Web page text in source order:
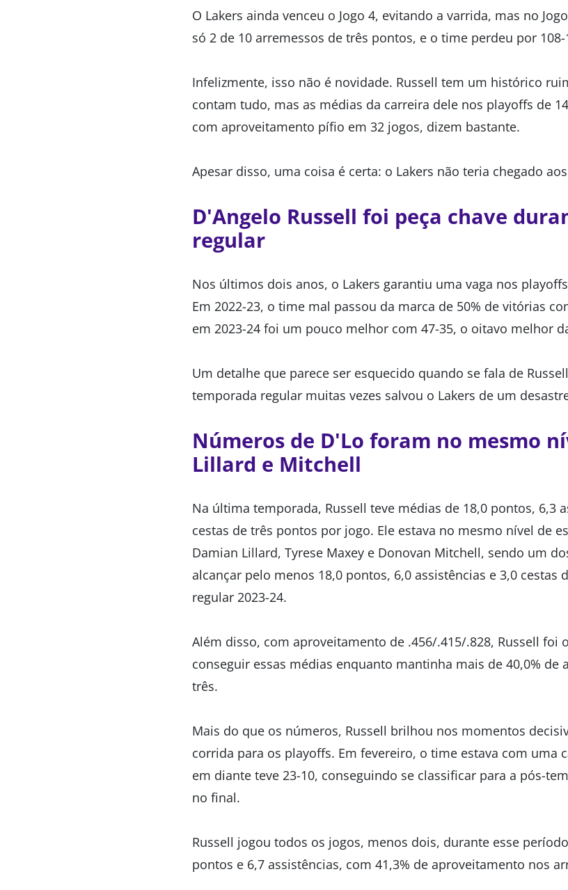
O Lakers ainda venceu o Jogo 4, evitando a varrida, mas no
só 2 de 10 arremessos de três pontos, e o time perdeu por 108-
Infelizmente, isso não é novidade. Russell tem um histórico
contam tudo, mas as médias da carreira dele nos playoffs de
com aproveitamento pífio em 32 jogos, dizem bastante.
Apesar disso, uma coisa é certa: o Lakers não teria chegado
D'Angelo Russell foi peça chave
regular
Nos últimos dois anos, o Lakers garantiu uma vaga nos
Em 2022-23, o time mal passou da marca de 50% de vitórias
em 2023-24 foi um pouco melhor com 47-35, o oitavo melhor
Um detalhe que parece ser esquecido quando se fala de
temporada regular muitas vezes salvou o Lakers de um
Números de D'Lo foram no mesmo
Lillard e Mitchell
Na última temporada, Russell teve médias de 18,0 pontos, 6,3
cestas de três pontos por jogo. Ele estava no mesmo nível de
Damian Lillard, Tyrese Maxey e Donovan Mitchell, sendo um
alcançar pelo menos 18,0 pontos, 6,0 assistências e 3,0 cestas
regular 2023-24.
Além disso, com aproveitamento de .456/.415/.828, Russell foi
conseguir essas médias enquanto mantinha mais de 40,0% de
três.
Mais do que os números, Russell brilhou nos momentos
corrida para os playoffs. Em fevereiro, o time estava com uma
em diante teve 23-10, conseguindo se classificar para a pós-
no final.
Russell jogou todos os jogos, menos dois, durante esse
pontos e 6,7 assistências, com 41,3% de aproveitamento nos